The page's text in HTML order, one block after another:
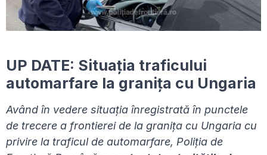
UP DATE: Situaţia traficului
automarfare la granița cu Ungaria
Având în vedere situaţia înregistrată în punctele
de trecere a frontierei de la graniţa cu Ungaria cu
privire la traficul de automarfare, Poliţia de